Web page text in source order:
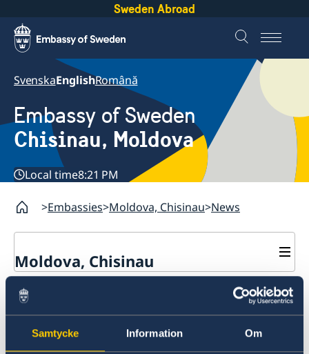
Samtycke Information Om
Sweden Abroad
SvenskaEnglishRomână
Embassy of Sweden
Chisinau, Moldova
Local time8:21 PM
Embassies Moldova, Chisinau News
Moldova, Chisinau
Contact & Opening Hours
About us
News
Embassy is closed on 8
March 2023